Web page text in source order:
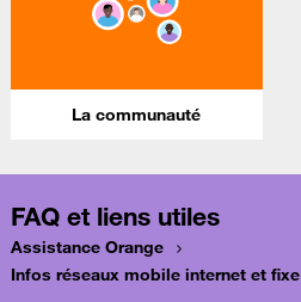
La communauté
FAQ et liens utiles
Assistance Orange
Infos réseaux mobile internet et fixe